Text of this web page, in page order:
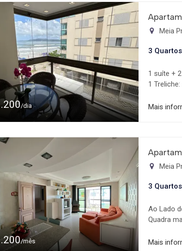
/dia
Meia
3 Quartos
1 suíte +
1
Mais
/mês
Meia
3 Quartos
Ao Lado
Quadra
Mais